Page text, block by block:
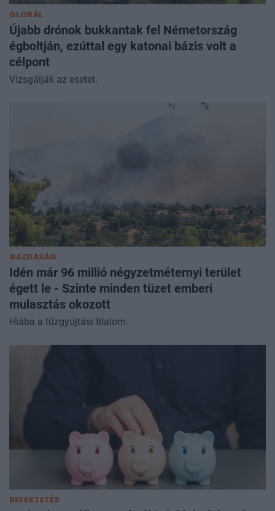
GLOBÁL
Újabb drónok bukkantak fel Németország
égboltján, ezúttal egy katonai bázis volt a
célpont
Vizsgálják az esetet.
GAZDASÁG
Idén már 96 millió négyzetméternyi terület
égett le - Szinte minden tüzet emberi
mulasztás okozott
Hiába a tűzgyújtási tilalom.
BEFEKTETÉS